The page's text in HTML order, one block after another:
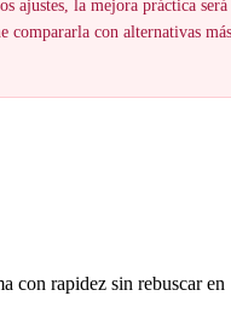
ajustes, la mejora práctica
compararla con alternativas
con rapidez sin rebuscar en